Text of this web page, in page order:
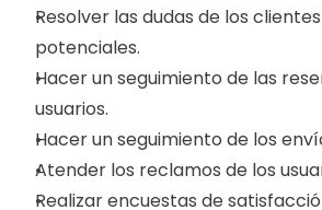
Resolver las dudas de los
potenciales.
Hacer un seguimiento de las
usuarios.
Hacer un seguimiento de los
Atender los reclamos de los
Realizar encuestas de